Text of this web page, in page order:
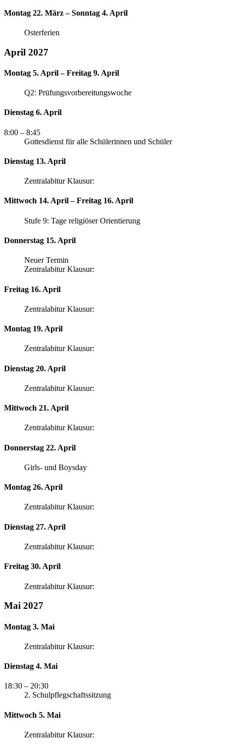
Montag 22. März – Sonntag 4. April
Osterferien
April 2027
Montag 5. April – Freitag 9. April
Q2: Prüfungsvorbereitungswoche
Dienstag 6. April
8:00 – 8:45
Gottesdienst für alle Schülerinnen und Schüler
Dienstag 13. April
Zentralabitur Klausur:
Mittwoch 14. April – Freitag 16. April
Stufe 9: Tage religiöser Orientierung
Donnerstag 15. April
Neuer Termin
Zentralabitur Klausur:
Freitag 16. April
Zentralabitur Klausur:
Montag 19. April
Zentralabitur Klausur:
Dienstag 20. April
Zentralabitur Klausur:
Mittwoch 21. April
Zentralabitur Klausur:
Donnerstag 22. April
Girls- und Boysday
Montag 26. April
Zentralabitur Klausur:
Dienstag 27. April
Zentralabitur Klausur:
Freitag 30. April
Zentralabitur Klausur:
Mai 2027
Montag 3. Mai
Zentralabitur Klausur:
Dienstag 4. Mai
18:30 – 20:30
2. Schulpflegschaftssitzung
Mittwoch 5. Mai
Zentralabitur Klausur: